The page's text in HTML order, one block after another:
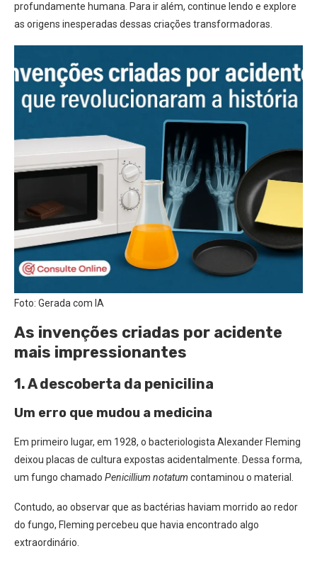
profundamente humana. Para ir além, continue lendo e explore
as origens inesperadas dessas criações transformadoras.
Foto: Gerada com IA
As invenções criadas por acidente
mais impressionantes
1. A descoberta da penicilina
Um erro que mudou a medicina
Em primeiro lugar, em 1928, o bacteriologista Alexander Fleming
deixou placas de cultura expostas acidentalmente. Dessa forma,
um fungo chamado Penicillium notatum contaminou o material.
Contudo, ao observar que as bactérias haviam morrido ao redor
do fungo, Fleming percebeu que havia encontrado algo
extraordinário.